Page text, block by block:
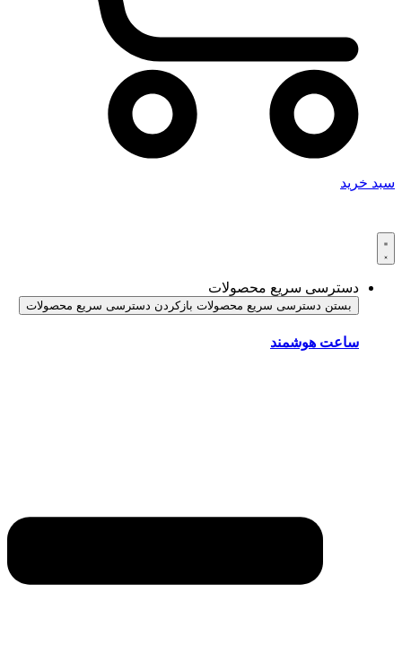
سبد خرید
دسترسی سریع محصولات
بستن دسترسی سریع محصولات بازکردن دسترسی سریع محصولات
ساعت هوشمند